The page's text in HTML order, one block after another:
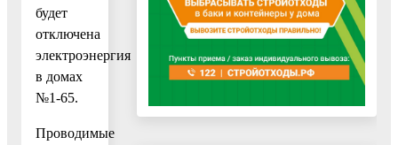
будет
отключена
электроэнергия
в домах
№1-65.
Проводимые